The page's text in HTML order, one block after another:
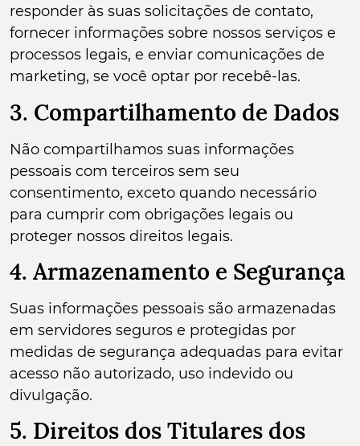
responder às suas solicitações de contato,
fornecer informações sobre nossos serviços e
processos legais, e enviar comunicações de
marketing, se você optar por recebê-las.
3. Compartilhamento de Dados
Não compartilhamos suas informações
pessoais com terceiros sem seu
consentimento, exceto quando necessário
para cumprir com obrigações legais ou
proteger nossos direitos legais.
4. Armazenamento e Segurança
Suas informações pessoais são armazenadas
em servidores seguros e protegidas por
medidas de segurança adequadas para evitar
acesso não autorizado, uso indevido ou
divulgação.
5. Direitos dos Titulares dos